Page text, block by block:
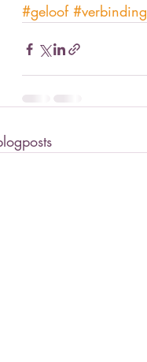
#geloof #verbinding